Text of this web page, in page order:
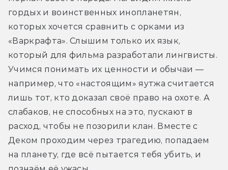
гордых и воинственных инопланетян,
которых хочется сравнить с орками из
«Варкрафта». Слышим только их язык,
который для фильма разработали лингвисты.
Учимся понимать их ценности и обычаи —
например, что «настоящим» яутжа считается
лишь тот, кто доказал своё право на охоте. А
слабаков, не способных на это, пускают в
расход, чтобы не позорили клан. Вместе с
Деком проходим через трагедию, попадаем
на планету, где всё пытается тебя убить, и